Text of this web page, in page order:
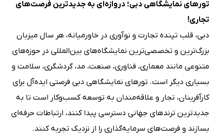
تورهای نمایشگاهی دبی؛ دروازه‌ای به جدیدترین فرصت‌های
تجاری!
دبی، قلب تپنده تجارت و نوآوری در خاورمیانه، هر سال میزبان
بزرگ‌ترین و تخصصی‌ترین نمایشگاه‌های بین‌المللی در حوزه‌های
متنوعی مانند معماری، فناوری، صنعت، مد، گردشگری، سلامت و
بسیاری دیگر است. تورهای نمایشگاهی دبی فرصتی ایده‌آل برای
کارآفرینان، تجار و علاقه‌مندان به توسعه کسب‌وکار است تا به
جدیدترین ترندهای جهانی دسترسی پیدا کنند، ارتباطات حرفه‌ای
بسازند و فرصت‌های سرمایه‌گذاری را از نزدیک تجربه کنند.